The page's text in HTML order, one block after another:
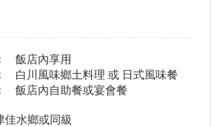
飯店內享用
白川風味鄉土料理 或 日式風味餐
飯店內自助餐或宴會餐
佳水鄉或同級